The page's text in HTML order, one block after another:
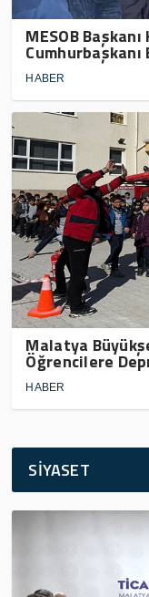
MESOB
HABER
Malatya
Öğrencilere
HABER
SİYASET